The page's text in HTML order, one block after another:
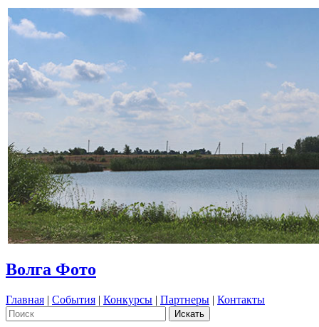
Волга Фото
Главная | События | Конкурсы | Партнеры | Контакты